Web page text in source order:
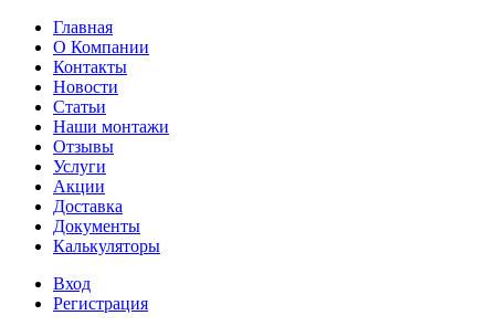
Главная
О Компании
Контакты
Новости
Статьи
Наши монтажи
Отзывы
Услуги
Акции
Доставка
Документы
Калькуляторы
Вход
Регистрация